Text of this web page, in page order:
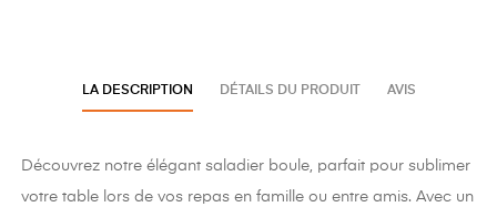
LA DESCRIPTION DÉTAILS DU PRODUIT AVIS
Découvrez notre élégant saladier boule, parfait pour sublimer
votre table lors de vos repas en famille ou entre amis. Avec un